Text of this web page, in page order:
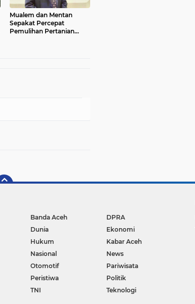
Mualem dan Mentan
Sepakat Percepat
Pemulihan Pertanian
Banda Aceh
DPRA
Dunia
Ekonomi
Hukum
Kabar Aceh
Nasional
News
Otomotif
Pariwisata
Peristiwa
Politik
TNI Teknologi